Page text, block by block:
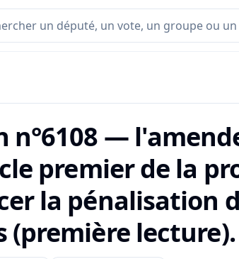
n°6108 —
premier de la
la pénalisation
(première lecture).